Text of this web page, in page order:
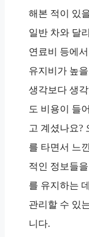
해본 적이 있
일반 차와 달
연료비 등에
유지비가 높
생각보다 생
도 비용이 들
고 계셨나요?
를 타면서 느
적인 정보들
를 유지하는
관리할 수 있
니다.